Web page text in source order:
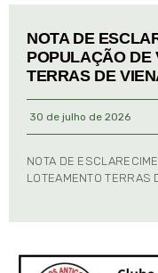
NOTA DE
POPULAÇÃO DE
TERRAS DE
30 de julho de 2026
NOTA DE
LOTEAMENTO TERRAS